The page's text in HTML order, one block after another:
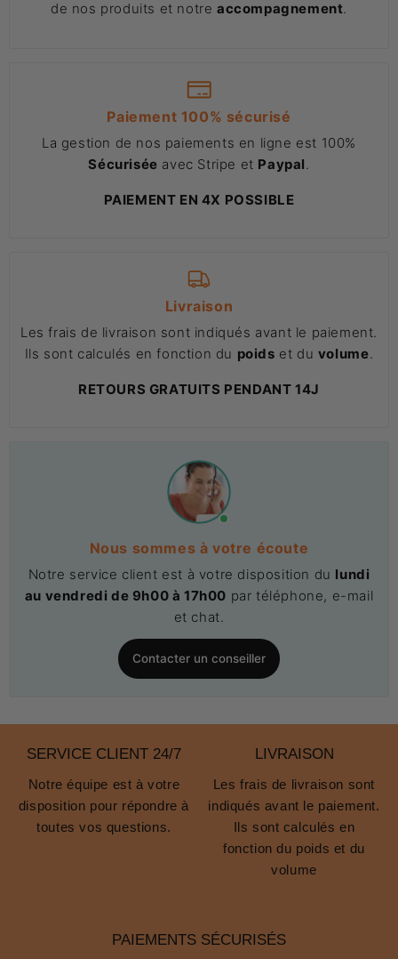
de nos produits et notre accompagnement.
Paiement 100% sécurisé
La gestion de nos paiements en ligne est 100%
Sécurisée avec Stripe et Paypal.
PAIEMENT EN 4X POSSIBLE
Livraison
Les frais de livraison sont indiqués avant le paiement.
Ils sont calculés en fonction du poids et du volume.
RETOURS GRATUITS PENDANT 14J
Nous sommes à votre écoute
Notre service client est à votre disposition du lundi
au vendredi de 9h00 à 17h00 par téléphone, e-mail
et chat.
Contacter un conseiller
SERVICE CLIENT 24/7
Notre équipe est à votre
disposition pour répondre à
toutes vos questions.
LIVRAISON
Les frais de livraison sont
indiqués avant le paiement.
Ils sont calculés en
fonction du poids et du
volume
PAIEMENTS SÉCURISÉS